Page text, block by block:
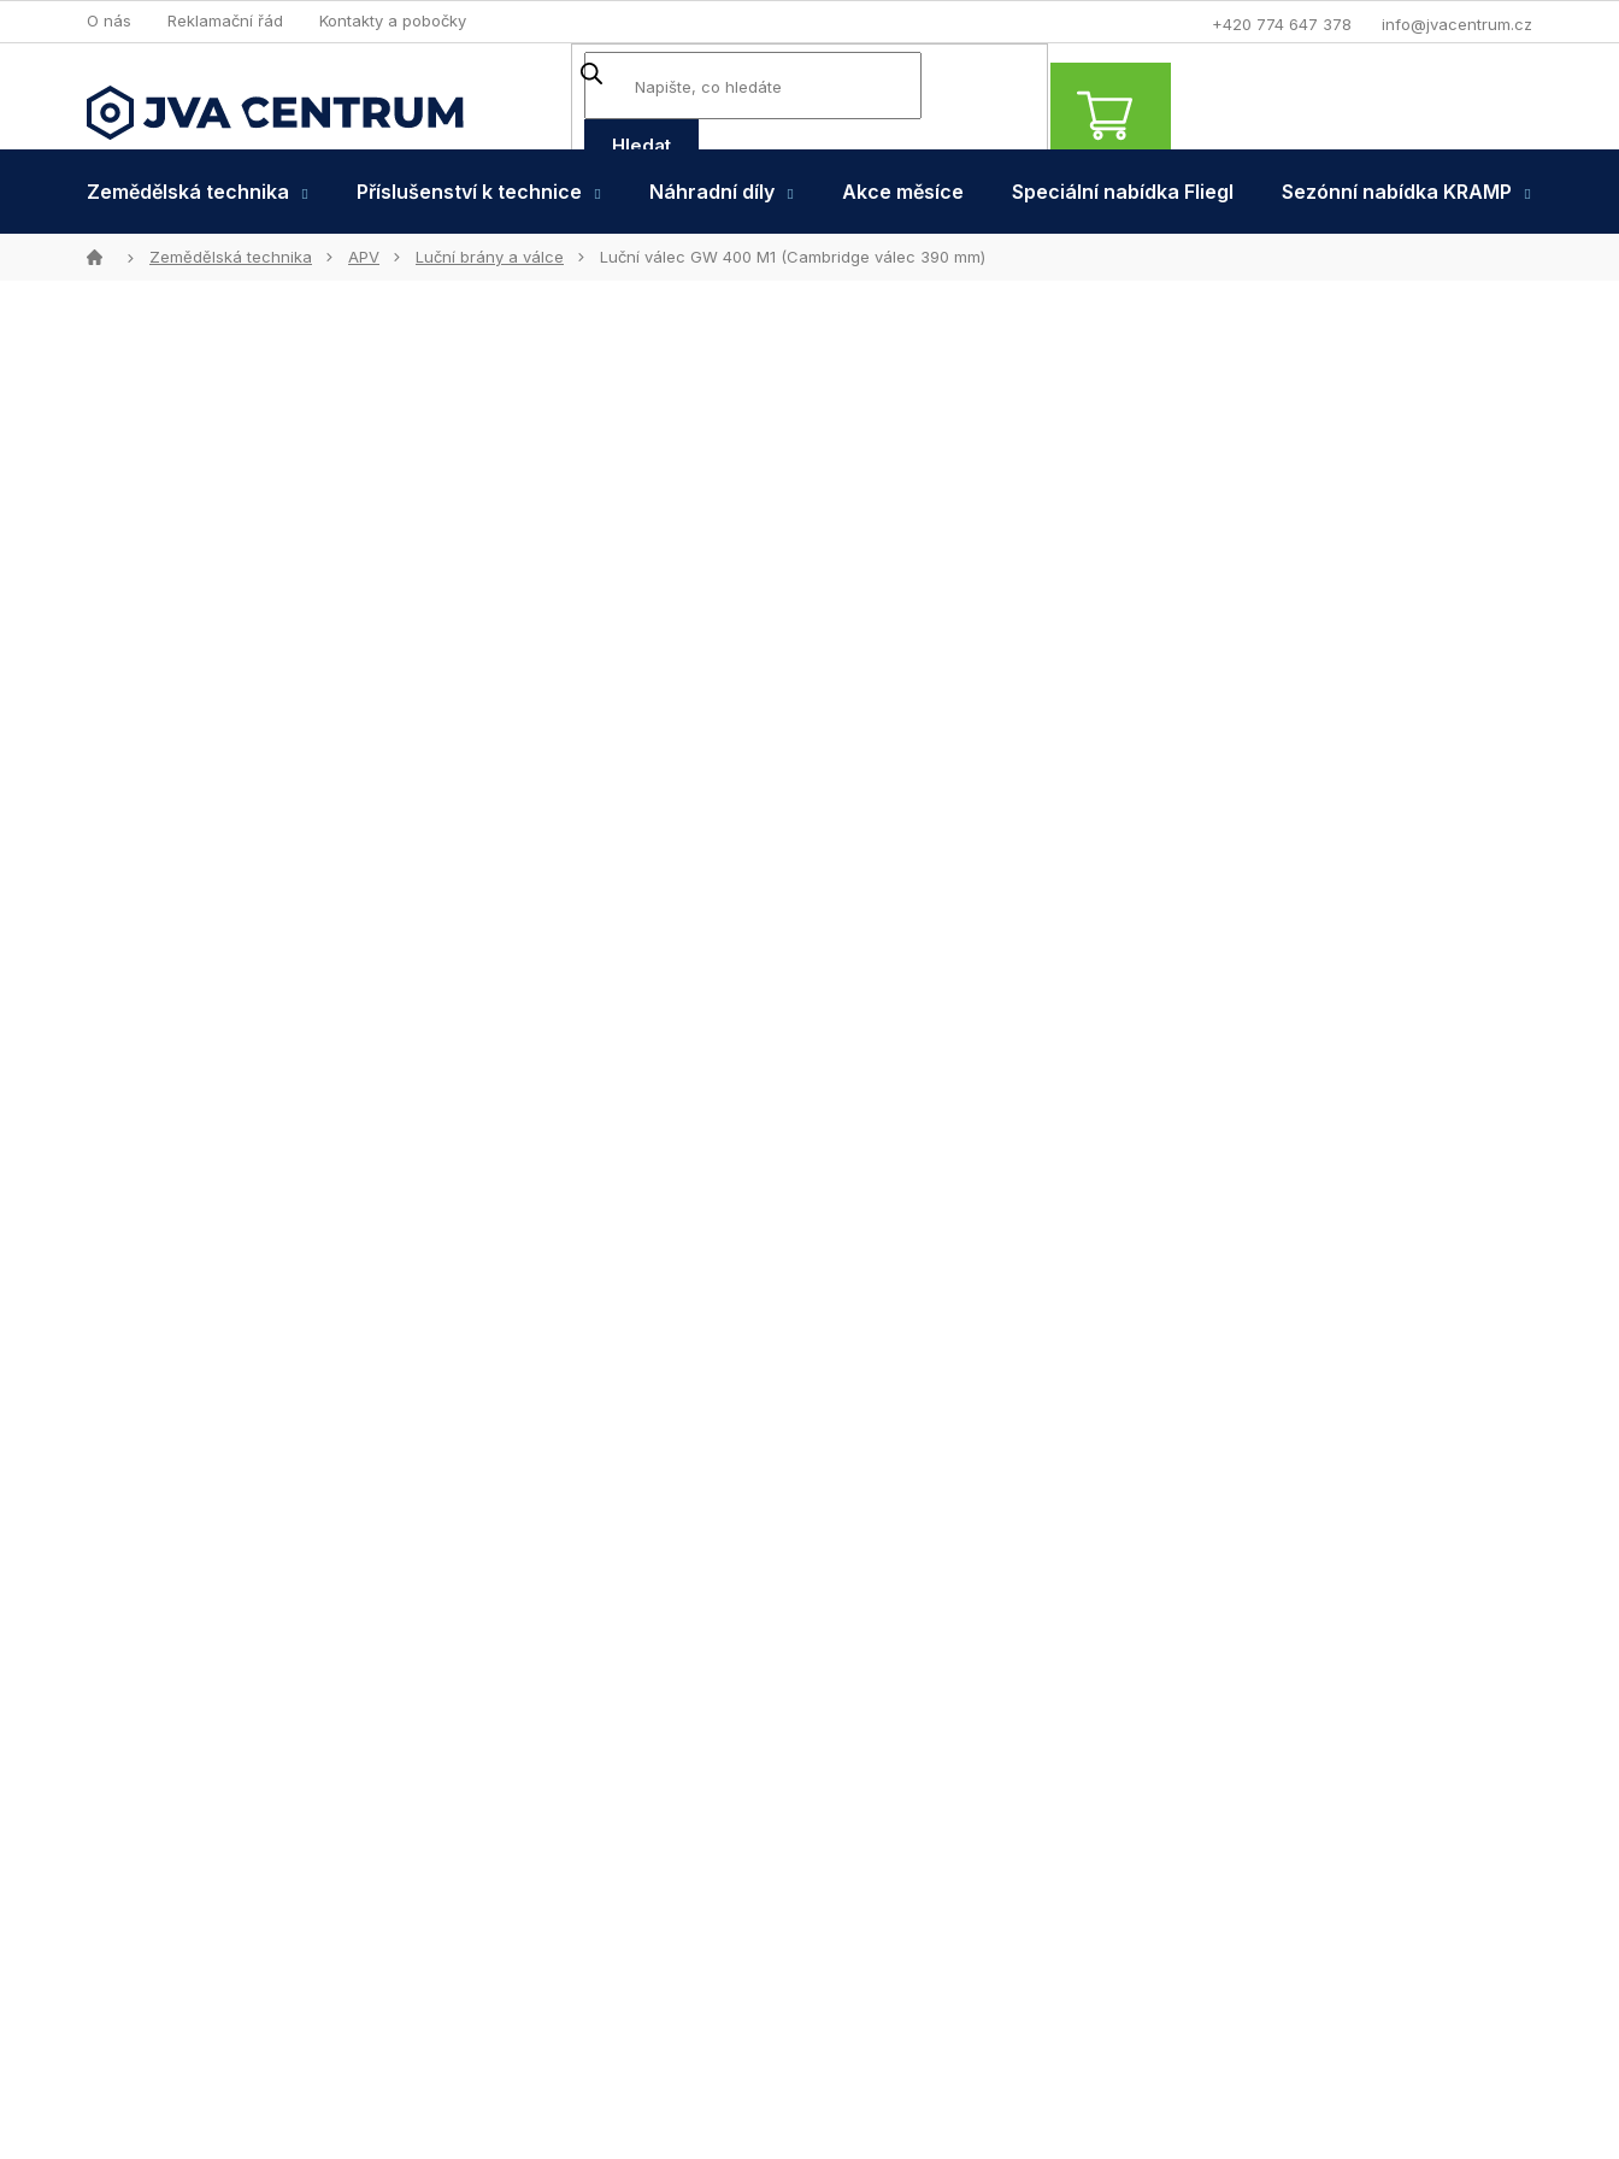
na
+420 774 647 378 info@jvacentrum.cz
O nás Reklamační řád Kontakty a pobočky
Hledat
NÁKUPNÍ
KOŠÍK
Zemědělská technika
Příslušenství k technice Náhradní díly Akce měsíce Speciální nabídka Fliegl Sezónní nabídka KRAMP
DomůZemědělská technika APV Luční brány a válce Luční válec GW 400 M1 (Cambridge válec 390 mm)